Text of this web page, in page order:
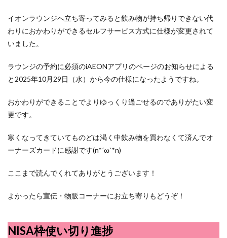
イオンラウンジへ立ち寄ってみると飲み物が持ち帰りできない代
わりにおかわりができるセルフサービス方式に仕様が変更されて
いました。
ラウンジの予約に必須のiAEONアプリのページのお知らせによる
と2025年10月29日（水）から今の仕様になったようですね。
おかわりができることでよりゆっくり過ごせるのでありがたい変
更です。
寒くなってきていてものどは渇く中飲み物を買わなくて済んでオ
ーナーズカードに感謝です(n*´ω`*n)
ここまで読んでくれてありがとうございます！
よかったら宣伝・物販コーナーにお立ち寄りもどうぞ！
NISA枠使い切り進捗